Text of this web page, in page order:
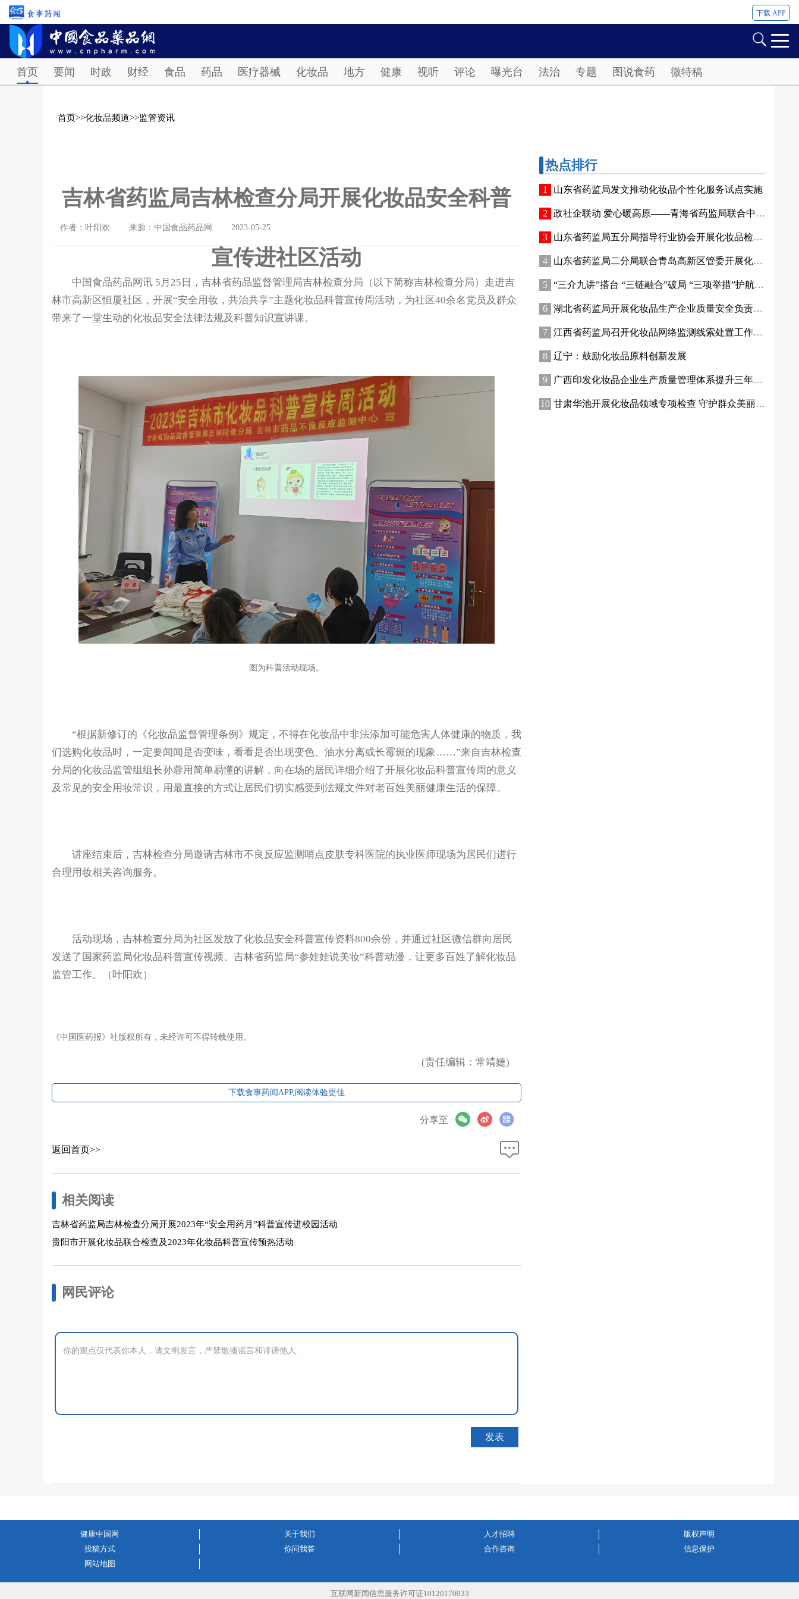
下载 APP
首页 要闻 时政 财经 食品 药品 医疗器械 化妆品 地方 健康 视听 评论 曝光台 法治 专题 图说食药 微特稿
首页>>化妆品频道>>监管资讯
吉林省药监局吉林检查分局开展化妆品安全科普
宣传进社区活动
作者：叶阳欢 来源：中国食品药品网 2023-05-25
中国食品药品网讯 5月25日，吉林省药品监督管理局吉林检查分局（以下简称吉林检查分局）走进吉
林市高新区恒厦社区，开展“安全用妆，共治共享”主题化妆品科普宣传周活动，为社区40余名党员及群众
带来了一堂生动的化妆品安全法律法规及科普知识宣讲课。
图为科普活动现场。
“根据新修订的《化妆品监督管理条例》规定，不得在化妆品中非法添加可能危害人体健康的物质，我
们选购化妆品时，一定要闻闻是否变味，看看是否出现变色、油水分离或长霉斑的现象……”来自吉林检查
分局的化妆品监管组组长孙蓉用简单易懂的讲解，向在场的居民详细介绍了开展化妆品科普宣传周的意义
及常见的安全用妆常识，用最直接的方式让居民们切实感受到法规文件对老百姓美丽健康生活的保障。
讲座结束后，吉林检查分局邀请吉林市不良反应监测哨点皮肤专科医院的执业医师现场为居民们进行
合理用妆相关咨询服务。
活动现场，吉林检查分局为社区发放了化妆品安全科普宣传资料800余份，并通过社区微信群向居民
发送了国家药监局化妆品科普宣传视频、吉林省药监局“参娃娃说美妆”科普动漫，让更多百姓了解化妆品
监管工作。（叶阳欢）
《中国医药报》社版权所有，未经许可不得转载使用。
(责任编辑：常靖婕)
下载食事药闻APP,阅读体验更佳
分享至
返回首页>>
相关阅读
吉林省药监局吉林检查分局开展2023年“安全用药月”科普宣传进校园活动
贵阳市开展化妆品联合检查及2023年化妆品科普宣传预热活动
网民评论
热点排行
山东省药监局发文推动化妆品个性化服务试点实施
政社企联动 爱心暖高原——青海省药监局联合中国香料香精化妆品工业协会开展公益捐赠活动
山东省药监局五分局指导行业协会开展化妆品检验实操专项培训
山东省药监局二分局联合青岛高新区管委开展化妆品新原料注册备案赋能专题交流活动
“三介九讲”搭台 “三链融合”破局 “三项举措”护航——青海高原特色化妆品原料产业迈出实质性步伐
湖北省药监局开展化妆品生产企业质量安全负责人专题培训暨现场观摩活动
江西省药监局召开化妆品网络监测线索处置工作推进会
辽宁：鼓励化妆品原料创新发展
广西印发化妆品企业生产质量管理体系提升三年行动方案
甘肃华池开展化妆品领域专项检查 守护群众美丽消费安全
健康中国网 关于我们 人才招聘
版权声明
投稿方式
你问我答 合作咨询
信息保护
网站地图
互联网新闻信息服务许可证10120170033